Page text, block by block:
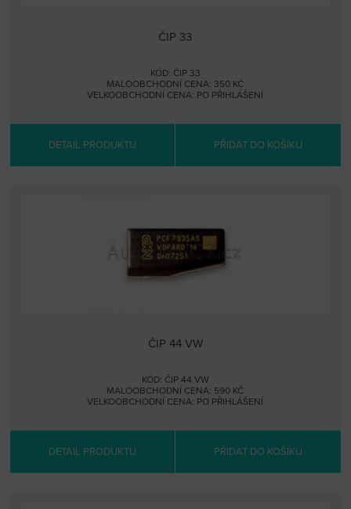
ČIP 33
KÓD: ČIP 33
MALOOBCHODNÍ CENA: 350 KČ
VELKOOBCHODNÍ CENA: PO PŘIHLÁŠENÍ
DETAIL PRODUKTU PŘIDAT DO KOŠÍKU
ČIP 44 VW
KÓD: ČIP 44 VW
MALOOBCHODNÍ CENA: 590 KČ
VELKOOBCHODNÍ CENA: PO PŘIHLÁŠENÍ
DETAIL PRODUKTU PŘIDAT DO KOŠÍKU